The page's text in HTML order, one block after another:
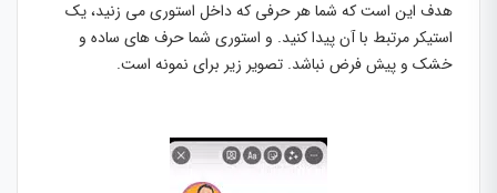
هدف این است که شما هر حرفی که داخل استوری می زنید، یک
استیکر مرتبط با آن پیدا کنید. و استوری شما حرف های ساده و
خشک و پیش فرض نباشد. تصویر زیر برای نمونه است.